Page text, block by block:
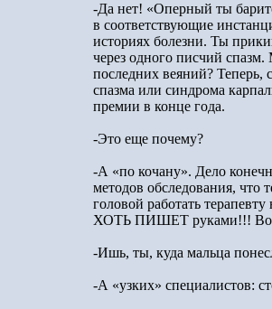
-Да нет! «Оперный ты
в соответствующие
историях болезни. Ты
через одного писчий
последних веяний? Теперь,
спазма или синдрома
премии в конце года.
-Это еще почему?
-А «по кочану». Дело
методов обследования, что
головой работать
ХОТЬ ПИШЕТ руками!!! Вот и
-Ишь, ты, куда мальца
-А «узких» специалистов: